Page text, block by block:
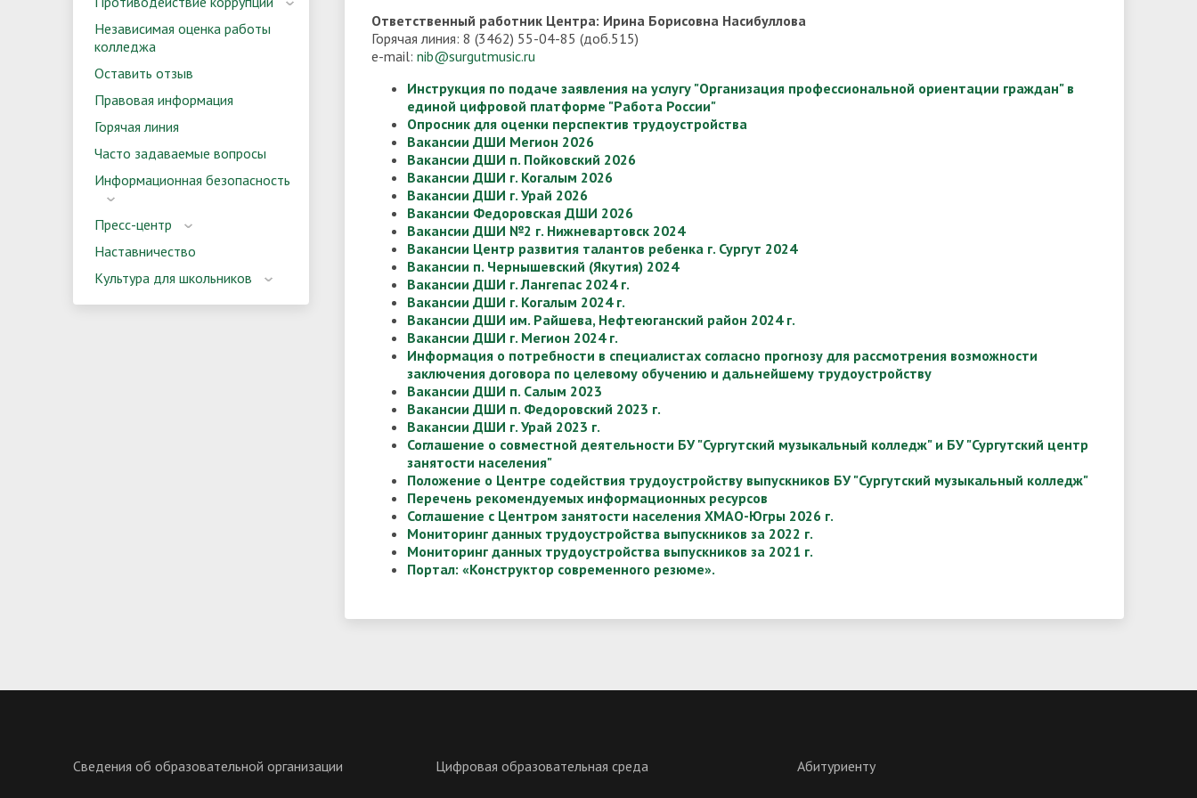
Независимая оценка работы
колледжа
Оставить отзыв
Правовая информация
Горячая линия
Часто задаваемые вопросы
Информационная безопасность
Пресс-центр
Наставничество
Культура для школьников
Ответственный работник Центра: Ирина Борисовна Насибуллова
Горячая линия: 8 (3462) 55-04-85 (доб.515)
e-mail: nib@surgutmusic.ru
Инструкция по подаче заявления на услугу "Организация профессиональной ориентации граждан" в
единой цифровой платформе "Работа России"
Опросник для оценки перспектив трудоустройства
Вакансии ДШИ Мегион 2026
Вакансии ДШИ п. Пойковский 2026
Вакансии ДШИ г. Когалым 2026
Вакансии ДШИ г. Урай 2026
Вакансии Федоровская ДШИ 2026
Вакансии ДШИ №2 г. Нижневартовск 2024
Вакансии Центр развития талантов ребенка г. Сургут 2024
Вакансии п. Чернышевский (Якутия) 2024
Вакансии ДШИ г. Лангепас 2024 г.
Вакансии ДШИ г. Когалым 2024 г.
Вакансии ДШИ им. Райшева, Нефтеюганский район 2024 г.
Вакансии ДШИ г. Мегион 2024 г.
Информация о потребности в специалистах согласно прогнозу для рассмотрения возможности
заключения договора по целевому обучению и дальнейшему трудоустройству
Вакансии ДШИ п. Салым 2023
Вакансии ДШИ п. Федоровский 2023 г.
Вакансии ДШИ г. Урай 2023 г.
Соглашение о совместной деятельности БУ "Сургутский музыкальный колледж" и БУ "Сургутский центр
занятости населения"
Положение о Центре содействия трудоустройству выпускников БУ "Сургутский музыкальный колледж"
Перечень рекомендуемых информационных ресурсов
Соглашение с Центром занятости населения ХМАО-Югры 2026 г.
Мониторинг данных трудоустройства выпускников за 2022 г.
Мониторинг данных трудоустройства выпускников за 2021 г.
Портал: «Конструктор современного резюме».
Сведения об образовательной организации Цифровая образовательная среда Абитуриенту